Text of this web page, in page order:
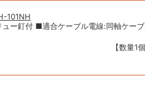
101NH
ー釘付 ■適合ケーブル電線:同軸ケー
【数量1